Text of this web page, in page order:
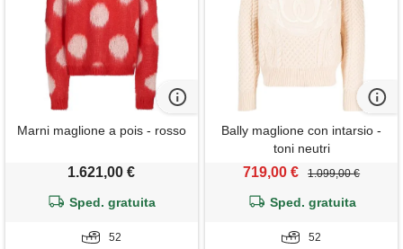
Marni maglione a pois - rosso
1.621,00 €
Sped. gratuita
52
Bally maglione con intarsio -
toni neutri
719,00 € 1.099,00 €
Sped. gratuita
52